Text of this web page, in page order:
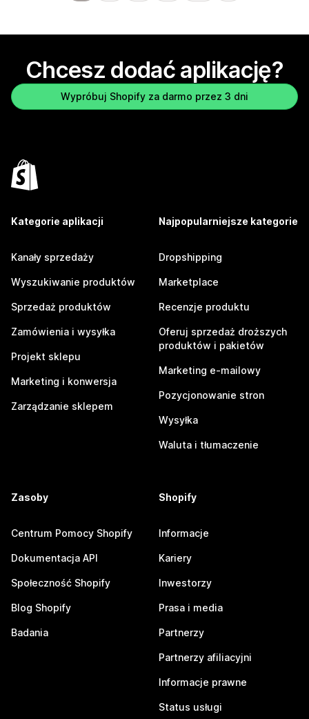
Chcesz dodać aplikację?
Wypróbuj Shopify za darmo przez 3 dni
Kategorie aplikacji
Kanały sprzedaży
Wyszukiwanie produktów
Sprzedaż produktów
Zamówienia i wysyłka
Projekt sklepu
Marketing i konwersja
Zarządzanie sklepem
Najpopularniejsze kategorie
Dropshipping
Marketplace
Recenzje produktu
Oferuj sprzedaż droższych
produktów i pakietów
Marketing e-mailowy
Pozycjonowanie stron
Wysyłka
Waluta i tłumaczenie
Zasoby
Centrum Pomocy Shopify
Dokumentacja API
Społeczność Shopify
Blog Shopify
Badania
Shopify
Informacje
Kariery
Inwestorzy
Prasa i media
Partnerzy
Partnerzy afiliacyjni
Informacje prawne
Status usługi